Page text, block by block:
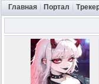
Главная Портал